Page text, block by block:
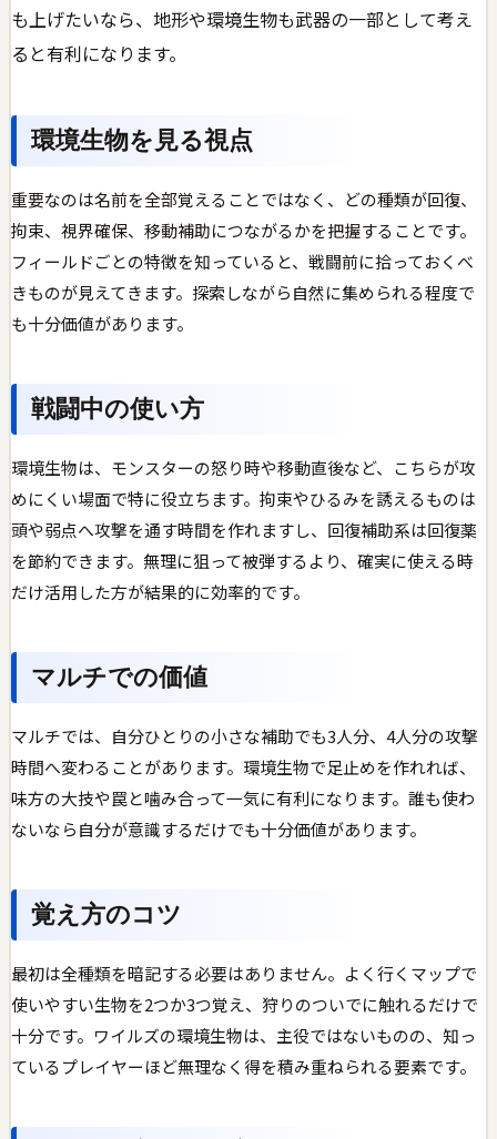
も上げたいなら、地形や環境生物も武器の一部として考え
ると有利になります。
環境生物を見る視点
重要なのは名前を全部覚えることではなく、どの種類が回復、
拘束、視界確保、移動補助につながるかを把握することです。
フィールドごとの特徴を知っていると、戦闘前に拾っておくべ
きものが見えてきます。探索しながら自然に集められる程度で
も十分価値があります。
戦闘中の使い方
環境生物は、モンスターの怒り時や移動直後など、こちらが攻
めにくい場面で特に役立ちます。拘束やひるみを誘えるものは
頭や弱点へ攻撃を通す時間を作れますし、回復補助系は回復薬
を節約できます。無理に狙って被弾するより、確実に使える時
だけ活用した方が結果的に効率的です。
マルチでの価値
マルチでは、自分ひとりの小さな補助でも3人分、4人分の攻撃
時間へ変わることがあります。環境生物で足止めを作れれば、
味方の大技や罠と噛み合って一気に有利になります。誰も使わ
ないなら自分が意識するだけでも十分価値があります。
覚え方のコツ
最初は全種類を暗記する必要はありません。よく行くマップで
使いやすい生物を2つか3つ覚え、狩りのついでに触れるだけで
十分です。ワイルズの環境生物は、主役ではないものの、知っ
ているプレイヤーほど無理なく得を積み重ねられる要素です。